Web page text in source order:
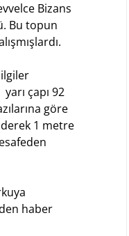
Bizans
Bu topun
çapı 92
göre
1 metre
haber